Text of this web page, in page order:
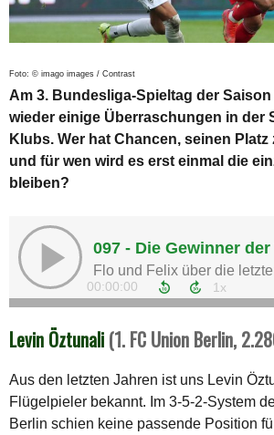
Foto: © imago images / Contrast
Am 3. Bundesliga-Spieltag der Saison
wieder einige Überraschungen in der
Klubs. Wer hat Chancen, seinen
und für wen wird es erst einmal die
bleiben?
Levin Öztunali (1. FC Union Berlin,
Aus den letzten Jahren ist uns Levin
Flügelpieler bekannt. Im 3-5-2-System
Berlin schien keine passende Position